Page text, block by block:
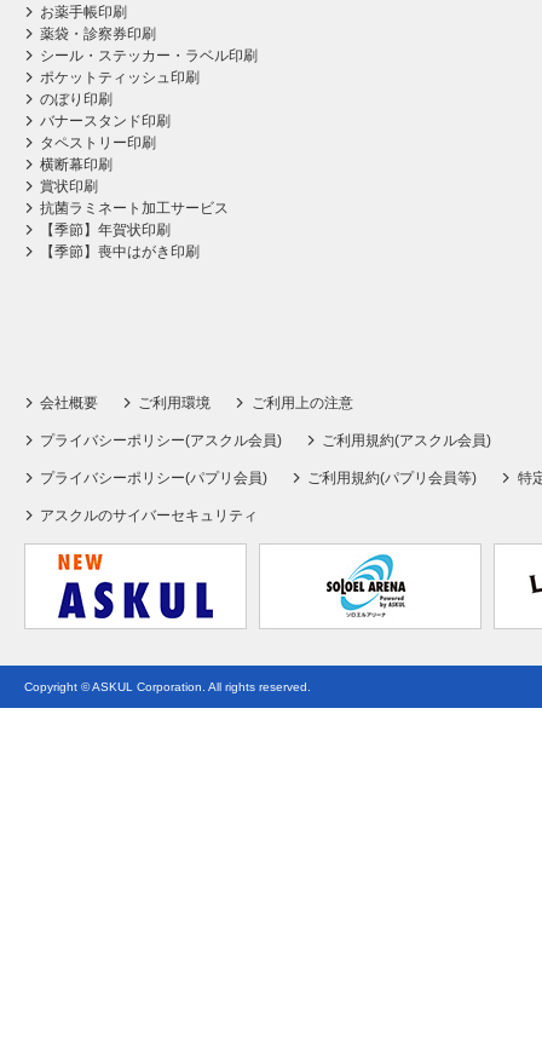
お薬手帳印刷
薬袋・診察券印刷
シール・ステッカー・ラベル印刷
ポケットティッシュ印刷
のぼり印刷
バナースタンド印刷
タペストリー印刷
横断幕印刷
賞状印刷
抗菌ラミネート加工サービス
【季節】年賀状印刷
【季節】喪中はがき印刷
会社概要 ご利用環境 ご利用上の注意
プライバシーポリシー(アスクル会員) ご利用規約(アスクル会員)
プライバシーポリシー(パプリ会員) ご利用規約(パプリ会員等) 特
アスクルのサイバーセキュリティ
Copyright © ASKUL Corporation. All rights reserved.